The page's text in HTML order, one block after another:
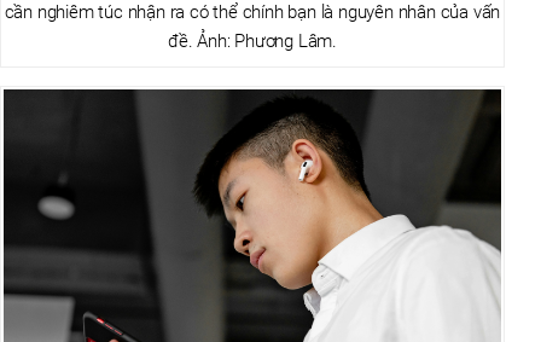
cần nghiêm túc nhận ra có thể chính bạn là nguyên nhân của vấn
đề. Ảnh: Phương Lâm.